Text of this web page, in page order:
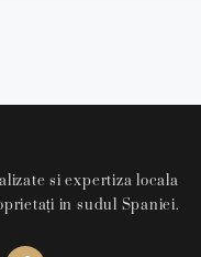
si expertiza locala
in sudul Spaniei.